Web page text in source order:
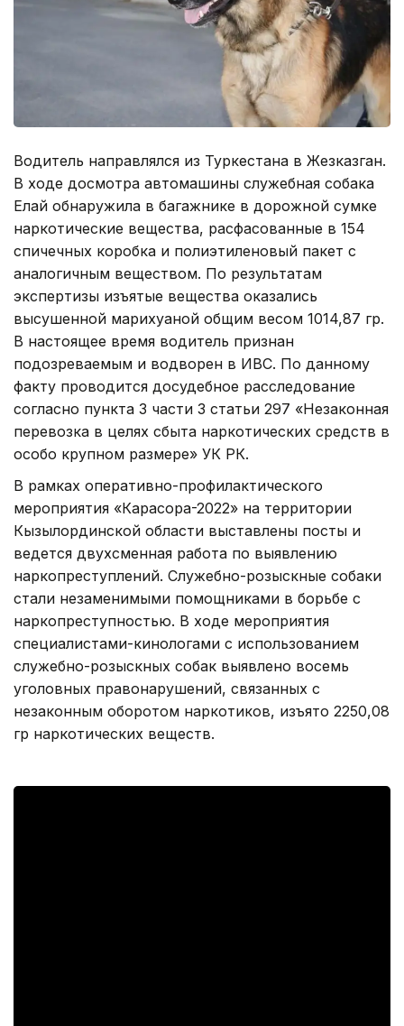
Водитель направлялся из Туркестана в Жезказган.
В ходе досмотра автомашины служебная собака
Елай обнаружила в багажнике в дорожной сумке
наркотические вещества, расфасованные в 154
спичечных коробка и полиэтиленовый пакет с
аналогичным веществом. По результатам
экспертизы изъятые вещества оказались
высушенной марихуаной общим весом 1014,87 гр.
В настоящее время водитель признан
подозреваемым и водворен в ИВС. По данному
факту проводится досудебное расследование
согласно пункта 3 части 3 статьи 297 «Незаконная
перевозка в целях сбыта наркотических средств в
особо крупном размере» УК РК.
В рамках оперативно-профилактического
мероприятия «Карасора-2022» на территории
Кызылординской области выставлены посты и
ведется двухсменная работа по выявлению
наркопреступлений. Служебно-розыскные собаки
стали незаменимыми помощниками в борьбе с
наркопреступностью. В ходе мероприятия
специалистами-кинологами с использованием
служебно-розыскных собак выявлено восемь
уголовных правонарушений, связанных с
незаконным оборотом наркотиков, изъято 2250,08
гр наркотических веществ.